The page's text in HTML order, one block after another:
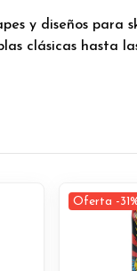
y diseños
clásicas hasta
Oferta -